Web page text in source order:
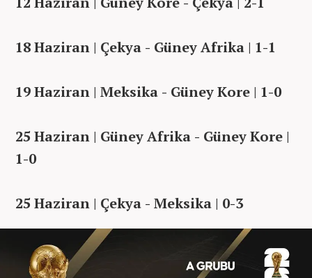
18 Haziran | Çekya - Güney Afrika | 1-1
19 Haziran | Meksika - Güney Kore | 1-0
25 Haziran | Güney Afrika - Güney Kore |
1-0
25 Haziran | Çekya - Meksika | 0-3